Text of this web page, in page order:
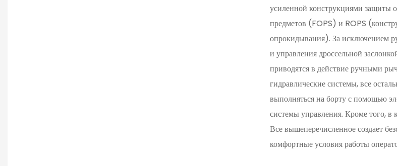
усиленной конструкциями защиты
предметов (FOPS) и ROPS
опрокидывания). За исключением
и управления дроссельной
приводятся в действие ручными
гидравлические системы, все
выполняться на борту с помощью
системы управления. Кроме того, в
Все вышеперечисленное создает
комфортные условия работы